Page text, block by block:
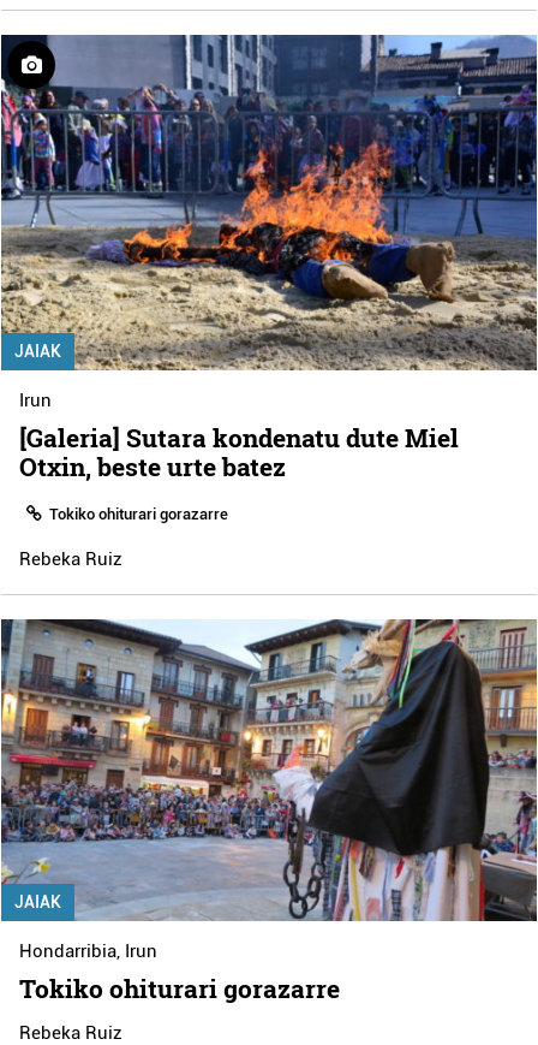
JAIAK
Irun
[Galeria] Sutara kondenatu dute Miel
Otxin, beste urte batez
Tokiko ohiturari gorazarre
Rebeka Ruiz
JAIAK
Hondarribia, Irun
Tokiko ohiturari gorazarre
Rebeka Ruiz